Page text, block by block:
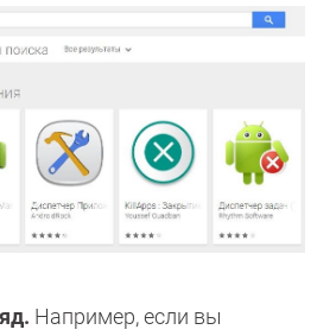
Например, если вы